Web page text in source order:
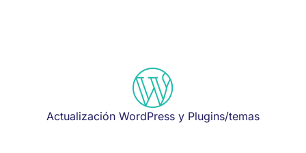
Actualización WordPress y Plugins/temas